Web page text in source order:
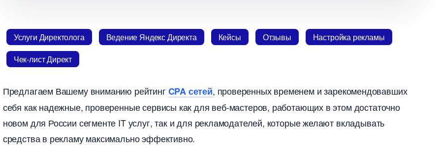
Услуги Директолога едение Яндекс Директа Кейсы Отзывы
Настройка рекламы
Чек-лист Директ
Предлагаем Вашему вниманию рейтин CPA сетей, проверенных временем и зарекомендовавших
себя как надежные, проверенные сервисы как для веб-мастеров, работающих в этом достаточно
новом для России сегменте IT услуг, так и для рекламодателей, которые желают вкладывать
средства в рекламу максимально эффективно.